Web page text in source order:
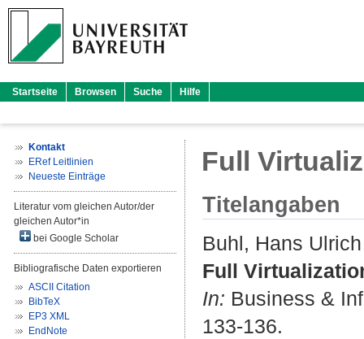
Startseite Browsen Suche Hilfe
Kontakt
ERef Leitlinien
Neueste Einträge
Literatur vom gleichen Autor/der
gleichen Autor*in
bei Google Scholar
Bibliografische Daten exportieren
ASCII Citation
BibTeX
EP3 XML
EndNote
Full
Titelangaben
Buhl, Hans Ulrich
Full
In: Business &
133-136.